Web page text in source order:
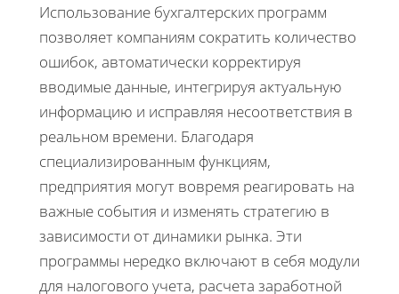
Использование бухгалтерских программ
позволяет компаниям сократить количество
ошибок, автоматически корректируя
вводимые данные, интегрируя актуальную
информацию и исправляя несоответствия в
реальном времени. Благодаря
специализированным функциям,
предприятия могут вовремя реагировать на
важные события и изменять стратегию в
зависимости от динамики рынка. Эти
программы нередко включают в себя модули
для налогового учета, расчета заработной